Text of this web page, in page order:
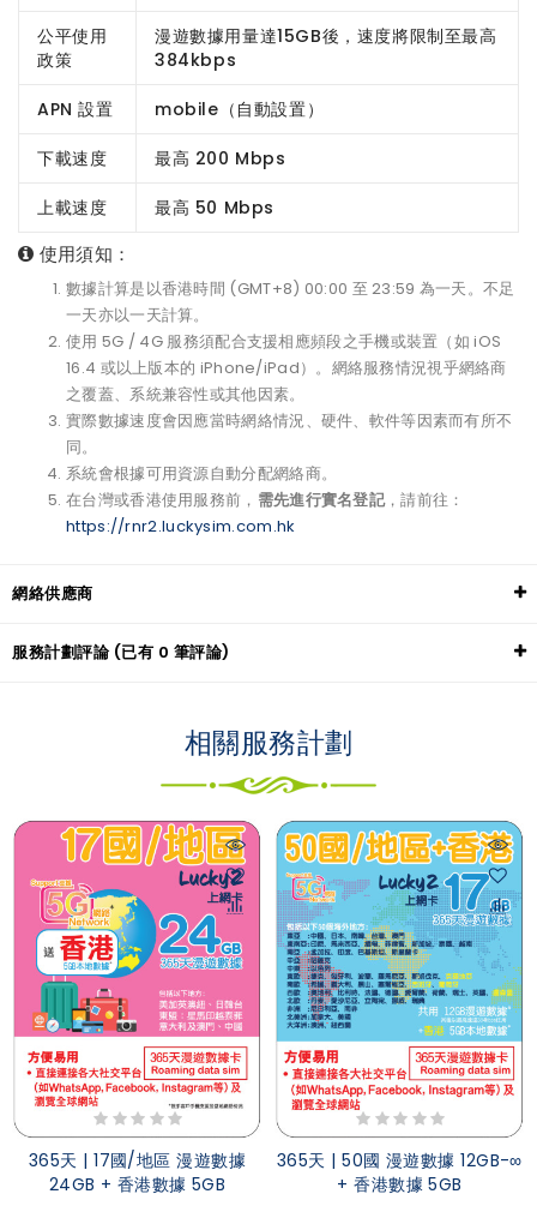
公平使用
政策
漫遊數據用量達15GB後，速度將限制至最高
384kbps
APN 設置 mobile（自動設置）
下載速度 最高 200 Mbps
上載速度 最高 50 Mbps
使用須知：
數據計算是以香港時間 (GMT+8) 00:00 至 23:59 為一天。不足
一天亦以一天計算。
使用 5G / 4G 服務須配合支援相應頻段之手機或裝置（如 iOS
16.4 或以上版本的 iPhone/iPad）。網絡服務情況視乎網絡商
之覆蓋、系統兼容性或其他因素。
實際數據速度會因應當時網絡情況、硬件、軟件等因素而有所不
同。
系統會根據可用資源自動分配網絡商。
在台灣或香港使用服務前， 需先進行實名登記，請前往：
https://rnr2.luckysim.com.hk
網絡供應商
服務計劃評論 (已有 0 筆評論)
相關服務計劃
365天 | 17國/地區 漫遊數據
24GB + 香港數據 5GB
365天 | 50國 漫遊數據 12GB-∞
+ 香港數據 5GB